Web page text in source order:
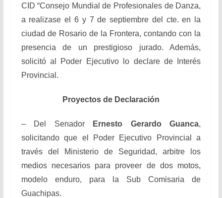
CID “Consejo Mundial de Profesionales de Danza,
a realizase el 6 y 7 de septiembre del cte. en la
ciudad de Rosario de la Frontera, contando con la
presencia de un prestigioso jurado. Además,
solicitó al Poder Ejecutivo lo declare de Interés
Provincial.
Proyectos de Declaración
– Del Senador Ernesto Gerardo Guanca,
solicitando que el Poder Ejecutivo Provincial a
través del Ministerio de Seguridad, arbitre los
medios necesarios para proveer de dos motos,
modelo enduro, para la Sub Comisaria de
Guachipas.